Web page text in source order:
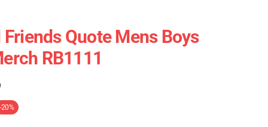
Quote Mens Boys
RB1111
-20%